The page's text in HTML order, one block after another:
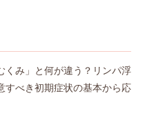
くみ」と何が違う？リンパ浮
すべき初期症状の基本から応